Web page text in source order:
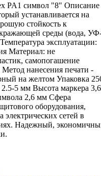
PA1 символ "8" Описание
устанавливается на
стойкость к
среды (вода,
эксплуатации:
Материал: не
самопогашение
нанесения печати -
на желтом Упаковка
5 мм Высота маркера 3,6
2,6 мм Сфера
оборудования,
сетей в
Надежный,